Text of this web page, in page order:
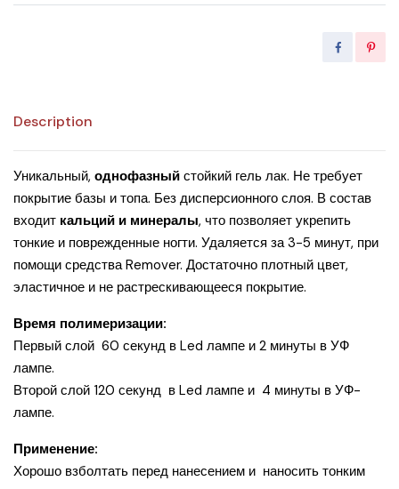
Description
Уникальный, однофазный стойкий гель лак. Не требует
покрытие базы и топа. Без дисперсионного слоя. В состав
входит кальций и минералы, что позволяет укрепить
тонкие и поврежденные ногти. Удаляется за 3-5 минут, при
помощи средства Remover. Достаточно плотный цвет,
эластичное и не растрескивающееся покрытие.
Время полимеризации:
Первый слой 60 секунд в Led лампе и 2 минуты в УФ
лампе.
Второй слой 120 секунд в Led лампе и 4 минуты в УФ-
лампе.
Применение:
Хорошо взболтать перед нанесением и наносить тонким